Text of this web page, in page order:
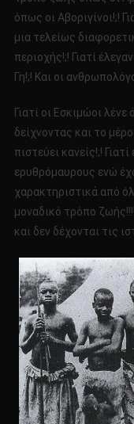
όπως οι Αβοριγίνοι!;!
μια τελείως
περιοχής!;! Γιατί
Γη!;! Και οι
Γιατί οι Εσκιμώοι
δείχνοντας και το
πιστεύει κανείς!;!
ερυθρόμαυρους ενώ
χαρακτηριστικά από
μοναδικό τρόπο
και δεν δέχονται τις